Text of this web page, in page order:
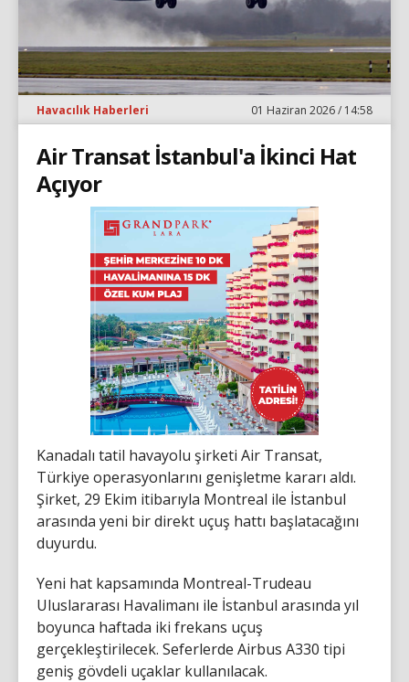
Havacılık Haberleri 01 Haziran 2026 / 14:58
Air Transat İstanbul'a İkinci Hat
Açıyor
Kanadalı tatil havayolu şirketi Air Transat,
Türkiye operasyonlarını genişletme kararı aldı.
Şirket, 29 Ekim itibarıyla Montreal ile İstanbul
arasında yeni bir direkt uçuş hattı başlatacağını
duyurdu.
Yeni hat kapsamında Montreal-Trudeau
Uluslararası Havalimanı ile İstanbul arasında yıl
boyunca haftada iki frekans uçuş
gerçekleştirilecek. Seferlerde Airbus A330 tipi
geniş gövdeli uçaklar kullanılacak.